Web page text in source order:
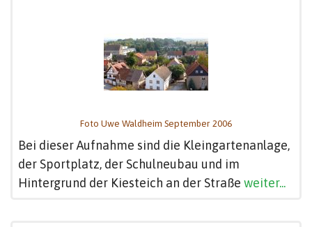
Foto Uwe Waldheim September 2006
Bei dieser Aufnahme sind die Kleingartenanlage,
der Sportplatz, der Schulneubau und im
Hintergrund der Kiesteich an der Straße weiter...